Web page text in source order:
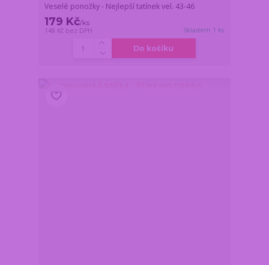
Veselé ponožky - Nejlepší tatínek vel. 43-46
179 Kč/ks
148 Kč bez DPH Skladem 1 ks
Do košíku